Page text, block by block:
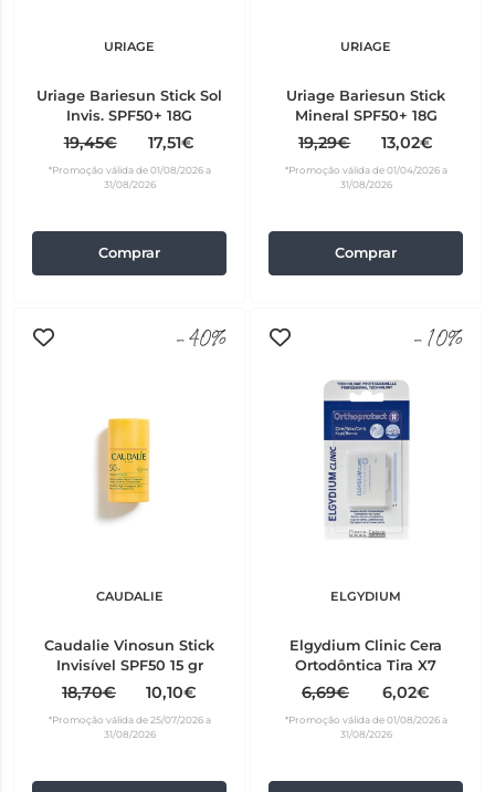
URIAGE
Uriage Bariesun Stick Sol
Invis. SPF50+ 18G
19,45€ 17,51€
*Promoção válida de 01/08/2026 a
31/08/2026
Comprar
URIAGE
Uriage Bariesun Stick
Mineral SPF50+ 18G
19,29€ 13,02€
*Promoção válida de 01/04/2026 a
31/08/2026
Comprar
-40%
CAUDALIE
Caudalie Vinosun Stick
Invisível SPF50 15 gr
18,70€ 10,10€
*Promoção válida de 25/07/2026 a
31/08/2026
-10%
ELGYDIUM
Elgydium Clinic Cera
Ortodôntica Tira X7
6,69€ 6,02€
*Promoção válida de 01/08/2026 a
31/08/2026